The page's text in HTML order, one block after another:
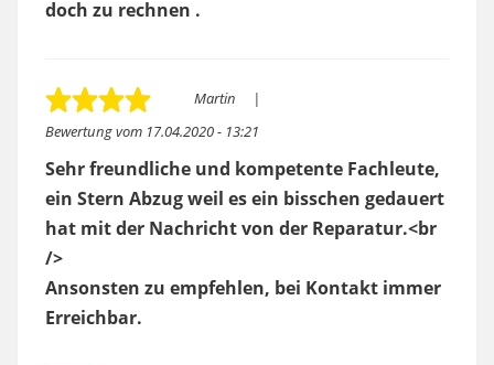
doch zu rechnen .
Bewertung vom 17.04.2020 - 13:21
Martin
Sehr freundliche und kompetente Fachleute,
ein Stern Abzug weil es ein bisschen gedauert
hat mit der Nachricht von der Reparatur.<br
/>
Ansonsten zu empfehlen, bei Kontakt immer
Erreichbar.